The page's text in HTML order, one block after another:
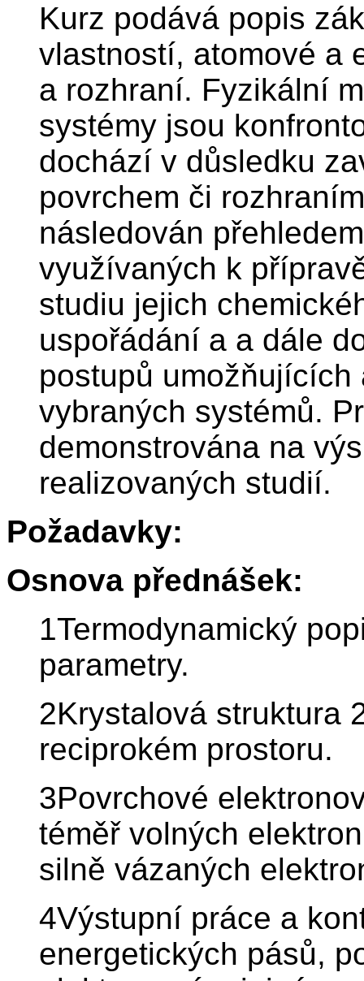
Kurz podává popis
vlastností, atomové a
a rozhraní. Fyzikální
systémy jsou
dochází v důsledku
povrchem či
následován
využívaných k
studiu jejich
uspořádání a a dále
postupů
vybraných systémů.
demonstrována na
realizovaných studií.
Požadavky:
Osnova přednášek:
1Termodynamický
parametry.
2Krystalová struktura
reciprokém prostoru.
3Povrchové
téměř volných
silně vázaných
4Výstupní práce a
energetických pásů,